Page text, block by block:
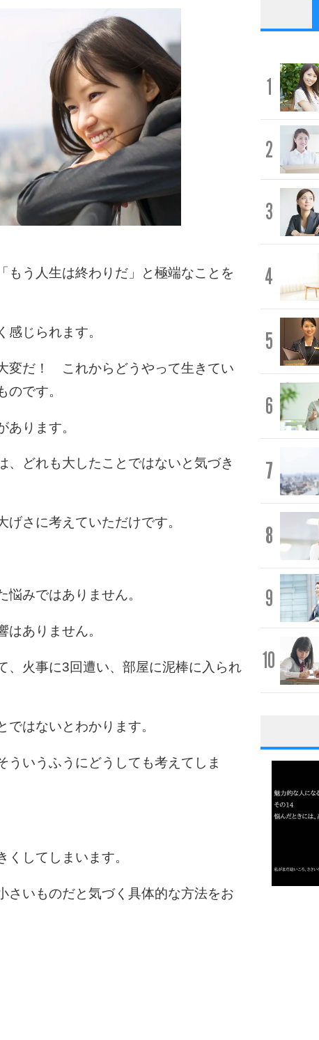
もう人生は終わりだ」と極端なことを
じられます。
変だ！ これからどうやって生きてい
です。
ります。
、どれも大したことではないと気づき
さに考えていただけです。
みではありません。
ありません。
、火事に3回遭い、部屋に泥棒に入られ
はないとわかります。
ういうふうにどうしても考えてしま
してしまいます。
さいものだと気づく具体的な方法をお
1
2
3
4
5
6
7
8
9
10
1
3